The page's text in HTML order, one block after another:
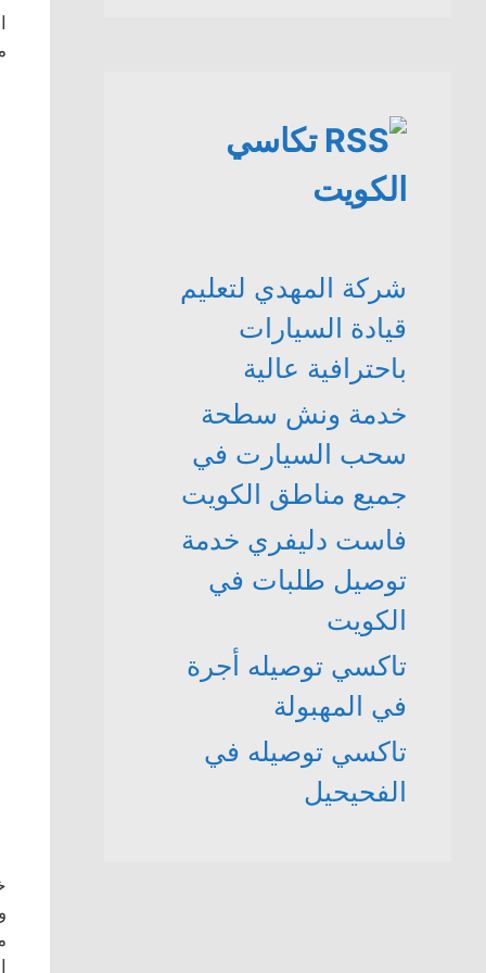
تكاسي
الكويت
شركة المهدي لتعليم
قيادة السيارات
باحترافية عالية
خدمة ونش سطحة
سحب السيارت في
جميع مناطق الكويت
فاست دليفري خدمة
توصيل طلبات في
الكويت
تاكسي توصيله أجرة
في المهبولة
تاكسي توصيله في
الفحيحيل